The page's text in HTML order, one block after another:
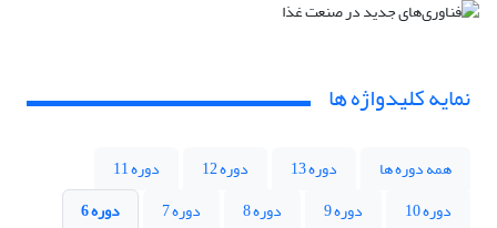
نمایه کلیدواژه ها
همه دوره ها دوره 13 دوره 12
دوره 11
دوره 10
دوره 9 دوره 8 دوره 7
دوره 6